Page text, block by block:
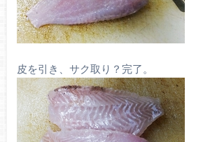
皮を引き、サク取り？完了。